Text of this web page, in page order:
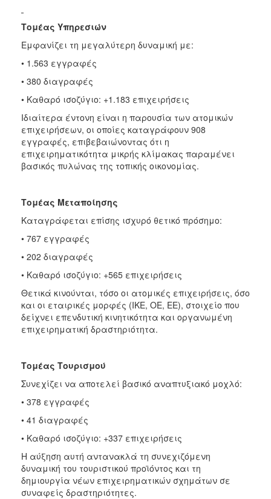
Τομέας Υπηρεσιών
Εμφανίζει τη μεγαλύτερη δυναμική με:
• 1.563 εγγραφές
• 380 διαγραφές
• Καθαρό ισοζύγιο: +1.183 επιχειρήσεις
Ιδιαίτερα έντονη είναι η παρουσία των ατομικών
επιχειρήσεων, οι οποίες καταγράφουν 908
εγγραφές, επιβεβαιώνοντας ότι η
επιχειρηματικότητα μικρής κλίμακας παραμένει
βασικός πυλώνας της τοπικής οικονομίας.
Τομέας Μεταποίησης
Καταγράφεται επίσης ισχυρό θετικό πρόσημο:
• 767 εγγραφές
• 202 διαγραφές
• Καθαρό ισοζύγιο: +565 επιχειρήσεις
Θετικά κινούνται, τόσο οι ατομικές επιχειρήσεις, όσο
και οι εταιρικές μορφές (ΙΚΕ, ΟΕ, ΕΕ), στοιχείο που
δείχνει επενδυτική κινητικότητα και οργανωμένη
επιχειρηματική δραστηριότητα.
Τομέας Τουρισμού
Συνεχίζει να αποτελεί βασικό αναπτυξιακό μοχλό:
• 378 εγγραφές
• 41 διαγραφές
• Καθαρό ισοζύγιο: +337 επιχειρήσεις
Η αύξηση αυτή αντανακλά τη συνεχιζόμενη
δυναμική του τουριστικού προϊόντος και τη
δημιουργία νέων επιχειρηματικών σχημάτων σε
συναφείς δραστηριότητες.